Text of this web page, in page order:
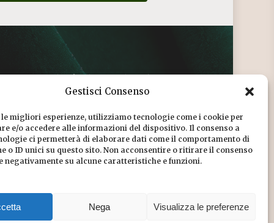
Gestisci Consenso
migliori esperienze, utilizziamo tecnologie come i cookie per
e/o accedere alle informazioni del dispositivo. Il consenso a
ci permetterà di elaborare dati come il comportamento di
o ID unici su questo sito. Non acconsentire o ritirare il consenso
negativamente su alcune caratteristiche e funzioni.
Nega Visualizza le preferenze
COOKIE POLICY
DICONO DI NOI
CHI SIAMO